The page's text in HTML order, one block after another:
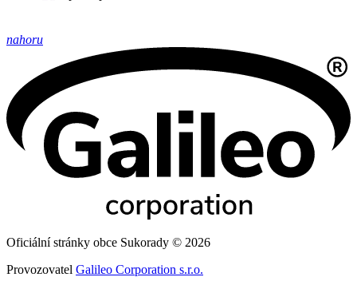
nahoru
Oficiální stránky obce Sukorady © 2026
Provozovatel Galileo Corporation s.r.o.